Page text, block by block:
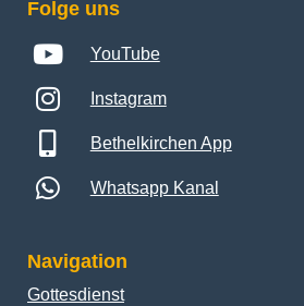
Folge uns
YouTube
Instagram
Bethelkirchen App
Whatsapp Kanal
Navigation
Gottesdienst